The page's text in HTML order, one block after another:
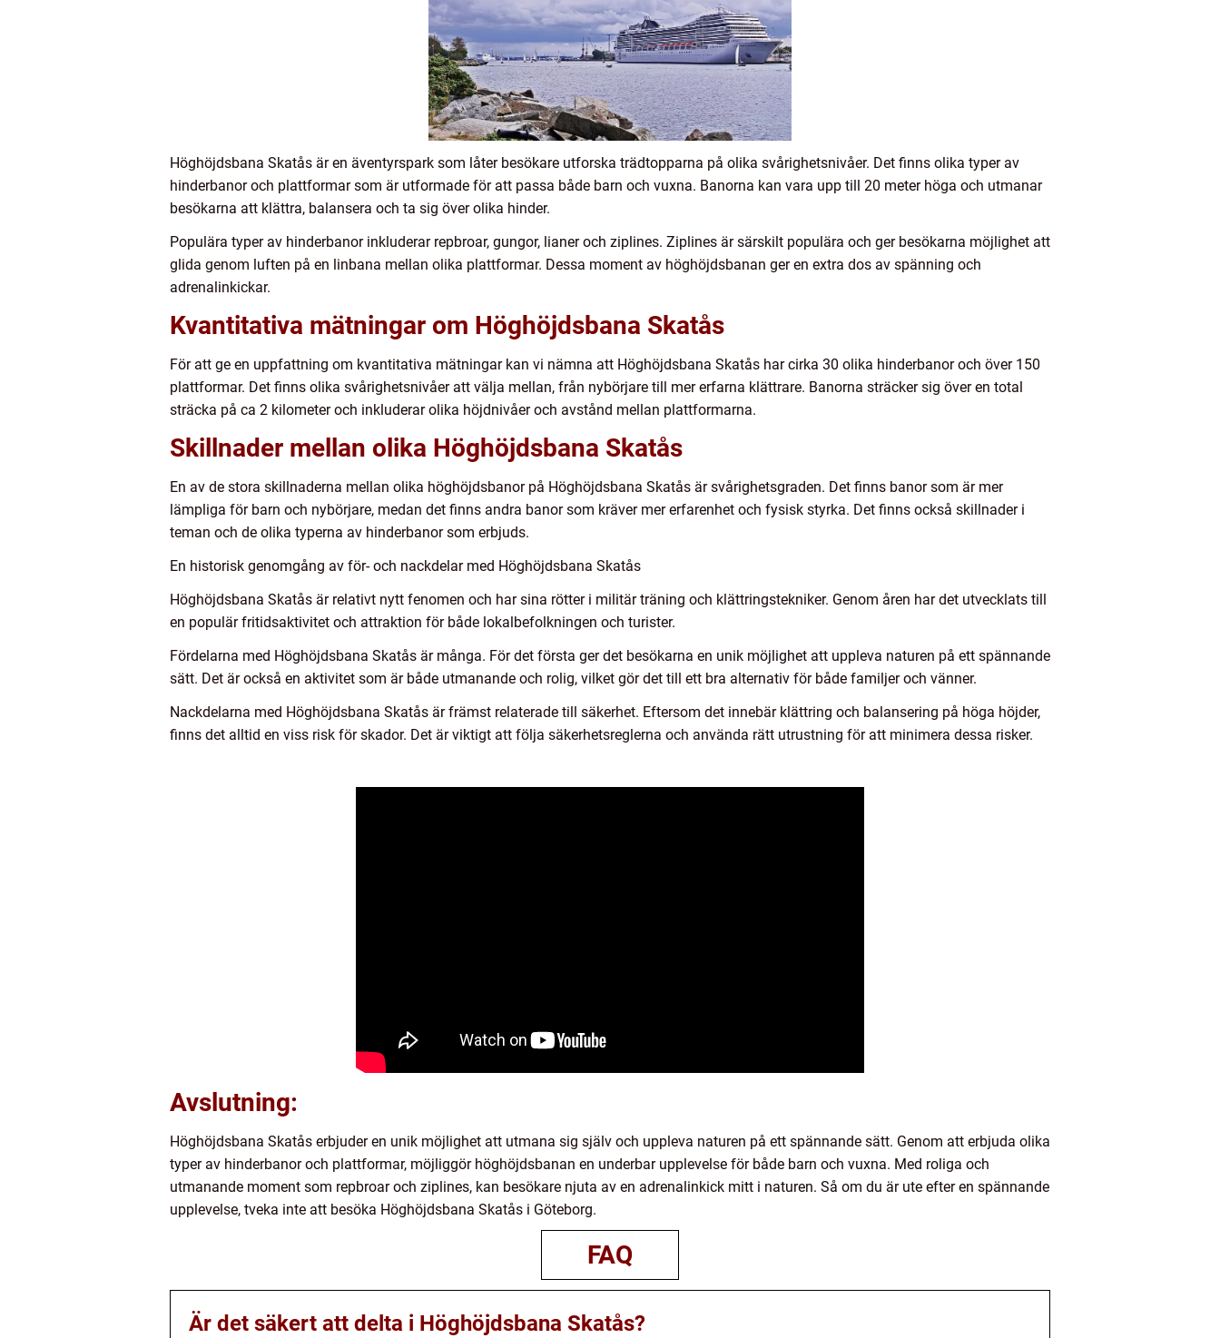
Höghöjdsbana Skatås är en äventyrspark som låter besökare utforska trädtopparna på olika svårighetsnivåer. Det finns olika typer av
hinderbanor och plattformar som är utformade för att passa både barn och vuxna. Banorna kan vara upp till 20 meter höga och utmanar
besökarna att klättra, balansera och ta sig över olika hinder.
Populära typer av hinderbanor inkluderar repbroar, gungor, lianer och ziplines. Ziplines är särskilt populära och ger besökarna möjlighet att
glida genom luften på en linbana mellan olika plattformar. Dessa moment av höghöjdsbanan ger en extra dos av spänning och
adrenalinkickar.
Kvantitativa mätningar om Höghöjdsbana Skatås
För att ge en uppfattning om kvantitativa mätningar kan vi nämna att Höghöjdsbana Skatås har cirka 30 olika hinderbanor och över 150
plattformar. Det finns olika svårighetsnivåer att välja mellan, från nybörjare till mer erfarna klättrare. Banorna sträcker sig över en total
sträcka på ca 2 kilometer och inkluderar olika höjdnivåer och avstånd mellan plattformarna.
Skillnader mellan olika Höghöjdsbana Skatås
En av de stora skillnaderna mellan olika höghöjdsbanor på Höghöjdsbana Skatås är svårighetsgraden. Det finns banor som är mer
lämpliga för barn och nybörjare, medan det finns andra banor som kräver mer erfarenhet och fysisk styrka. Det finns också skillnader i
teman och de olika typerna av hinderbanor som erbjuds.
En historisk genomgång av för- och nackdelar med Höghöjdsbana Skatås
Höghöjdsbana Skatås är relativt nytt fenomen och har sina rötter i militär träning och klättringstekniker. Genom åren har det utvecklats till
en populär fritidsaktivitet och attraktion för både lokalbefolkningen och turister.
Fördelarna med Höghöjdsbana Skatås är många. För det första ger det besökarna en unik möjlighet att uppleva naturen på ett spännande
sätt. Det är också en aktivitet som är både utmanande och rolig, vilket gör det till ett bra alternativ för både familjer och vänner.
Nackdelarna med Höghöjdsbana Skatås är främst relaterade till säkerhet. Eftersom det innebär klättring och balansering på höga höjder,
finns det alltid en viss risk för skador. Det är viktigt att följa säkerhetsreglerna och använda rätt utrustning för att minimera dessa risker.
Avslutning:
Höghöjdsbana Skatås erbjuder en unik möjlighet att utmana sig själv och uppleva naturen på ett spännande sätt. Genom att erbjuda olika
typer av hinderbanor och plattformar, möjliggör höghöjdsbanan en underbar upplevelse för både barn och vuxna. Med roliga och
utmanande moment som repbroar och ziplines, kan besökare njuta av en adrenalinkick mitt i naturen. Så om du är ute efter en spännande
upplevelse, tveka inte att besöka Höghöjdsbana Skatås i Göteborg.
FAQ
Är det säkert att delta i Höghöjdsbana Skatås?